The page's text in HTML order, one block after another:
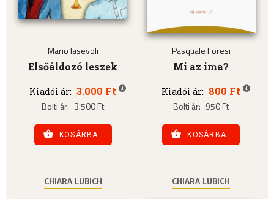
Mario Iasevoli
Elsőáldozó leszek
Kiadói ár: 3.000 Ft
Bolti ár: 3.500 Ft
KOSÁRBA
Pasquale Foresi
Mi az ima?
Kiadói ár: 800 Ft
Bolti ár: 950 Ft
KOSÁRBA
CHIARA LUBICH CHIARA LUBICH